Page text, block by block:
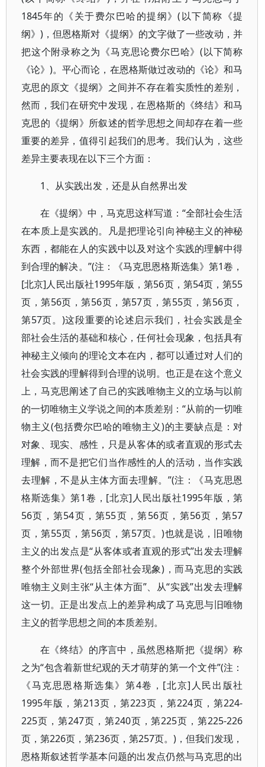
1845年的《关于费尔巴哈的提纲》(以下简称《提
纲》)，但恩格斯对《提纲》的文字做了一些改动，并
把这个附录称之为《马克思论费尔巴哈》(以下简称
《论》)。平心而论，在恩格斯做过改动的《论》和马
克思的原文《提纲》之间并不存在着实质性的差别，
然而，我们在研究中发现，在恩格斯的《终结》和马
克思的《提纲》所叙述的哲学思想之间却存在着一些
重要的差异，值得引起我们的思考。我们认为，这些
差异主要表现在以下三个方面：
1、从实践出发，还是从自然界出发
在《提纲》中，马克思这样写道：“全部社会生活
在本质上是实践的。凡是把理论引向神秘主义的神秘
东西，都能在人的实践中以及对这个实践的理解中得
到合理的解决。”(注：《马克思恩格斯选集》第1卷，
[北京]人民出版社1995年版，第56页，第54页，第55
页，第56页，第56页，第57页，第55页，第56页，
第57页。)这段重要的论述启示我们，社会实践是全
部社会生活的基础和核心，任何社会现象，包括具有
神秘主义倾向的理论文本在内，都可以通过对人们的
社会实践的理解得到合理的说明。也正是在这个意义
上，马克思阐述了自己的实践唯物主义的立场与以前
的一切唯物主义学说之间的本质差别：“从前的一切唯
物主义(包括费尔巴哈的唯物主义)的主要缺点是：对
对象、现实、感性，只是从客体的或者直观的形式去
理解，而不是把它们当作感性的人的活动，当作实践
去理解，不是从主体方面去理解。”(注：《马克思恩
格斯选集》第1卷，[北京]人民出版社1995年版，第
56页，第54页，第55页，第56页，第56页，第57
页，第55页，第56页，第57页。)也就是说，旧唯物
主义的出发点是“从客体或者直观的形式”出发去理解
整个外部世界(包括全部社会现象)，而马克思的实践
唯物主义则主张“从主体方面”、从“实践”出发去理解
这一切。正是出发点上的差异构成了马克思与旧唯物
主义的哲学思想之间的本质差别。
在《终结》的序言中，虽然恩格斯把《提纲》称
之为“包含着新世纪观的天才萌芽的第一个文件”(注：
《马克思恩格斯选集》第4卷，[北京]人民出版社
1995年版，第213页，第223页，第224页，第224-
225页，第247页，第240页，第225页，第225-226
页，第226页，第236页，第257页。)，但我们发现，
恩格斯叙述哲学基本问题的出发点仍然与马克思的出